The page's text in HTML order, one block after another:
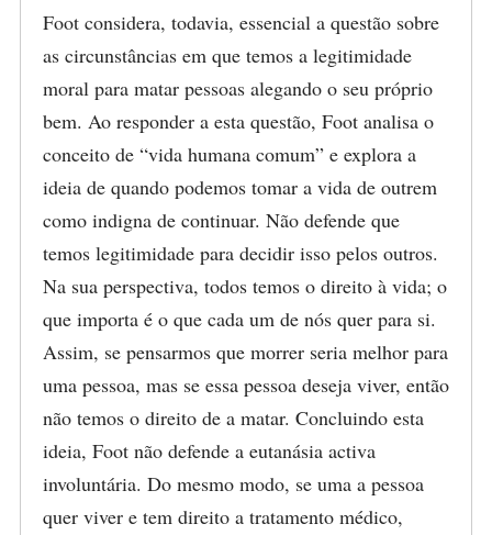
Foot considera, todavia, essencial a questão sobre
as circunstâncias em que temos a legitimidade
moral para matar pessoas alegando o seu próprio
bem. Ao responder a esta questão, Foot analisa o
conceito de “vida humana comum” e explora a
ideia de quando podemos tomar a vida de outrem
como indigna de continuar. Não defende que
temos legitimidade para decidir isso pelos outros.
Na sua perspectiva, todos temos o direito à vida; o
que importa é o que cada um de nós quer para si.
Assim, se pensarmos que morrer seria melhor para
uma pessoa, mas se essa pessoa deseja viver, então
não temos o direito de a matar. Concluindo esta
ideia, Foot não defende a eutanásia activa
involuntária. Do mesmo modo, se uma a pessoa
quer viver e tem direito a tratamento médico,